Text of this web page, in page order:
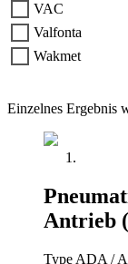
VAC
Valfonta
Wakmet
Einzelnes Ergebnis
Antrieb
Type ADA /